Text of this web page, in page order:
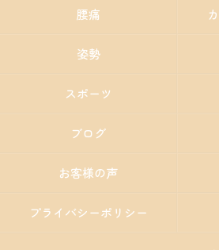
腰痛
姿勢
スポーツ
ブログ
お客様の声
プライバシーポリシー